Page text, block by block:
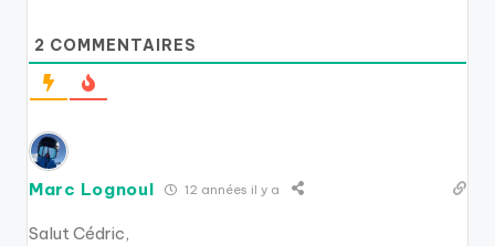
2 COMMENTAIRES
Marc Lognoul 12 années il y a
Salut Cédric,